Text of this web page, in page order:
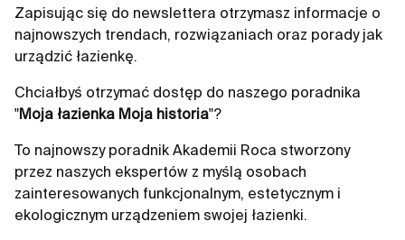
Zapisując się do newslettera otrzymasz informacje o
najnowszych trendach, rozwiązaniach oraz porady jak
urządzić łazienkę.
Chciałbyś otrzymać dostęp do naszego poradnika
"Moja łazienka Moja historia"?
To najnowszy poradnik Akademii Roca stworzony
przez naszych ekspertów z myślą osobach
zainteresowanych funkcjonalnym, estetycznym i
ekologicznym urządzeniem swojej łazienki.